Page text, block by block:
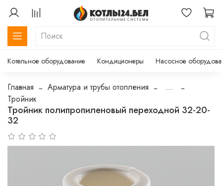
Котельное оборудование Кондиционеры Насосное
Главная Арматура и трубы отопления
...
Тройник
Тройник полипропиленовый переходной 32-20-
32